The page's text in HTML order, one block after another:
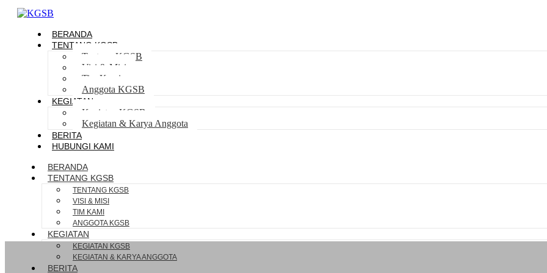
BERANDA
TENTANG KGSB
Tentang KGSB
Visi & Misi
Tim Kami
Anggota KGSB
KEGIATAN
Kegiatan KGSB
Kegiatan & Karya Anggota
BERITA
HUBUNGI KAMI
BERANDA
TENTANG KGSB
TENTANG KGSB
VISI & MISI
TIM KAMI
ANGGOTA KGSB
KEGIATAN
KEGIATAN KGSB
KEGIATAN & KARYA ANGGOTA
BERITA